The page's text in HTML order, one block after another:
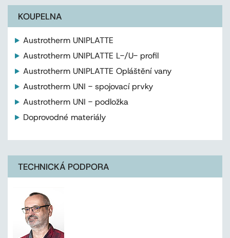
KOUPELNA
Austrotherm UNIPLATTE
Austrotherm UNIPLATTE L-/U- profil
Austrotherm UNIPLATTE Opláštění vany
Austrotherm UNI - spojovací prvky
Austrotherm UNI - podložka
Doprovodné materiály
TECHNICKÁ PODPORA